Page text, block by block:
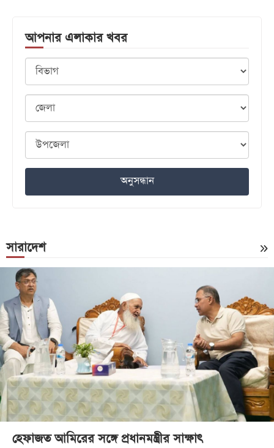
আপনার এলাকার খবর
অনুসন্ধান
সারাদেশ
হেফাজত আমিরের সঙ্গে প্রধানমন্ত্রীর সাক্ষাৎ